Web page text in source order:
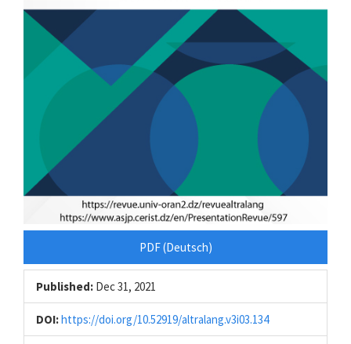
PDF (Deutsch)
Published: Dec 31, 2021
DOI:https://doi.org/10.52919/altralang.v3i03.134